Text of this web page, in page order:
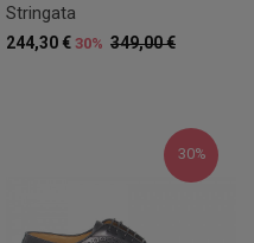
Stringata
349,00 €
244,30 € 30%
30%